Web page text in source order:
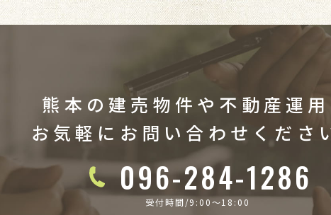
熊本の建売物件や不動産運用
お気軽にお問い合わせくださ
096-284-1286
受付時間/9:00〜18:00